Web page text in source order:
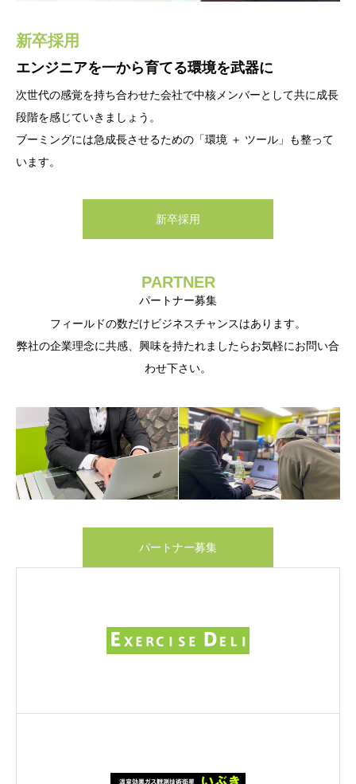
新卒採用
エンジニアを一から育てる環境を武器に
次世代の感覚を持ち合わせた会社で中核メンバーとして共に成長
段階を感じていきましょう。
ブーミングには急成長させるための「環境 ＋ ツール」も整って
います。
新卒採用
中途採用
共に感化しあえる良きパートナーとして
凄まじいスピードで成長しているIT業界では
想像以上のドラマ(失敗や喜び)が待っています。
私たちと一緒に世の中にブームを発信していけるような、
斬新な心持ちのメンバーを募集しております。
中途採用
PARTNER
パートナー募集
フィールドの数だけビジネスチャンスはあります。
弊社の企業理念に共感、興味を持たれましたらお気軽にお問い合
わせ下さい。
パートナー募集